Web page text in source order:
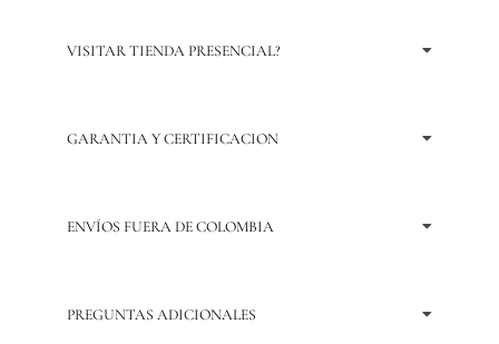
VISITAR TIENDA PRESENCIAL?
GARANTIA Y CERTIFICACION
ENVÍOS FUERA DE COLOMBIA
PREGUNTAS ADICIONALES